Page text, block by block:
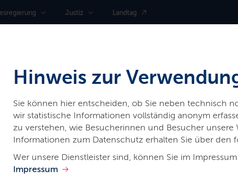
Hinweis zur
Sie können hier entscheiden, ob Sie neben technisch
wir statistische Informationen vollständig anonym
zu verstehen, wie Besucherinnen und Besucher unsere
Informationen zum Datenschutz erhalten Sie über den
Wer unsere Dienstleister sind, können Sie im
Impressum
Justiz Landtag